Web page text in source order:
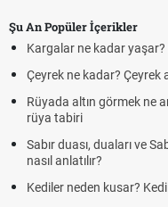
Şu An Popüler İçerikler
Kargalar ne kadar
Çeyrek ne kadar? Çeyrek
Rüyada altın görmek ne
rüya tabiri
Sabır duası, duaları ve
nasıl anlatılır?
Kediler neden kusar?